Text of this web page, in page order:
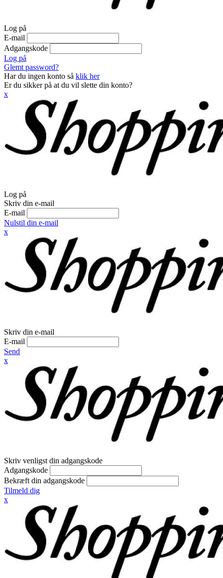
Log på
E-mail
Adgangskode
Log på
Glemt password?
Har du ingen konto så klik her
Er du sikker på at du vil slette din konto?
x
Log på
Skriv din e-mail
E-mail
Nulstil din e-mail
x
Skriv din e-mail
E-mail
Send
x
Skriv venligst din adgangskode
Adgangskode
Bekræft din adgangskode
Tilmeld dig
x